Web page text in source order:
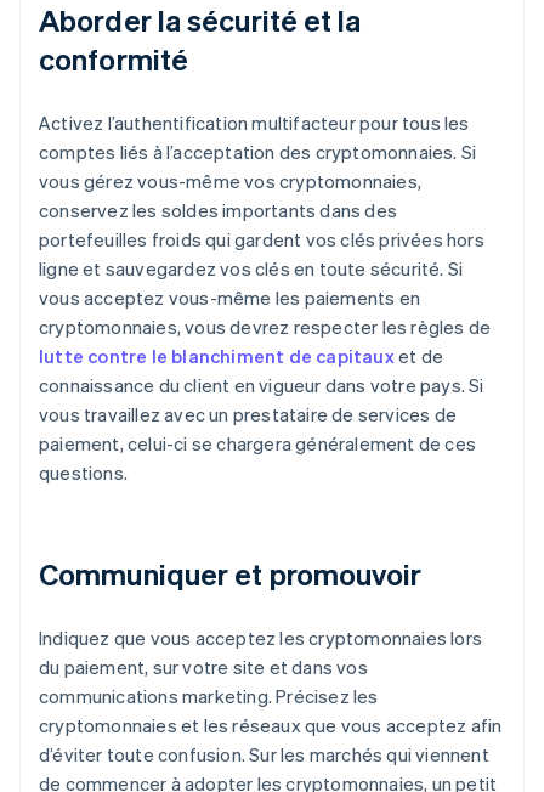
Aborder la sécurité et la
conformité
Activez l’authentification multifacteur pour tous les
comptes liés à l’acceptation des cryptomonnaies. Si
vous gérez vous-même vos cryptomonnaies,
conservez les soldes importants dans des
portefeuilles froids qui gardent vos clés privées hors
ligne et sauvegardez vos clés en toute sécurité. Si
vous acceptez vous-même les paiements en
cryptomonnaies, vous devrez respecter les règles de
lutte contre le blanchiment de capitauxet de
connaissance du client en vigueur dans votre pays. Si
vous travaillez avec un prestataire de services de
paiement, celui-ci se chargera généralement de ces
questions.
Communiquer et promouvoir
Indiquez que vous acceptez les cryptomonnaies lors
du paiement, sur votre site et dans vos
communications marketing. Précisez les
cryptomonnaies et les réseaux que vous acceptez afin
d’éviter toute confusion. Sur les marchés qui viennent
de commencer à adopter les cryptomonnaies, un petit